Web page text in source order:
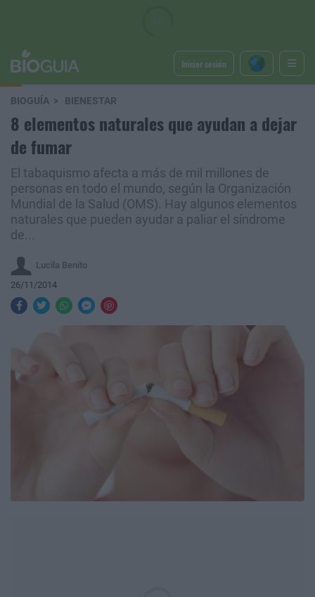
Iniciar sesión
BIOGUÍA BIENESTAR
8 elementos naturales que ayudan a dejar
de fumar
El tabaquismo afecta a más de mil millones de
personas en todo el mundo, según la Organización
Mundial de la Salud (OMS). Hay algunos elementos
naturales que pueden ayudar a paliar el síndrome
de...
Lucila Benito
26/11/2014